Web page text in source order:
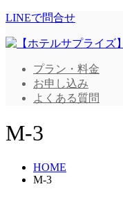
LINEで問合せ
プラン・料金
お申し込み
よくある質問
M-3
HOME
M-3